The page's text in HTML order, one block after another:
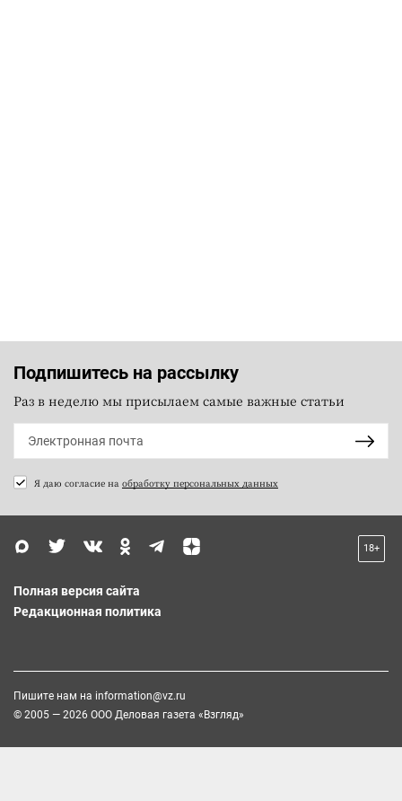
Подпишитесь на рассылку
Раз в неделю мы присылаем самые важные статьи
Я даю согласие на обработку персональных данных
18+
Полная версия сайта
Редакционная политика
Пишите нам на information@vz.ru
© 2005 — 2026 ООО Деловая газета «Взгляд»